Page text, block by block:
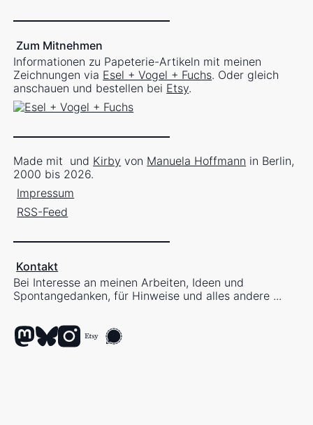
Zum Mitnehmen
Informationen zu Papeterie-Artikeln mit meinen
Zeichnungen via Esel + Vogel + Fuchs. Oder gleich
anschauen und bestellen bei Etsy.
Made mit und Kirby von Manuela Hoffmann in Berlin,
2000 bis 2026.
Impressum
RSS-Feed
Kontakt
Bei Interesse an meinen Arbeiten, Ideen und
Spontangedanken, für Hinweise und alles andere ...